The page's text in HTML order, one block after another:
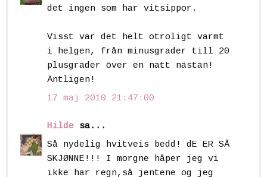
det ingen som har vitsippor.
Visst var det helt otroligt varmt
i helgen, från minusgrader till 20
plusgrader över en natt nästan!
Äntligen!
17 maj 2010 21:47:00
Hilde sa...
Så nydelig hvitveis bedd! dE ER SÅ
SKJØNNE!!! I morgne håper jeg vi
ikke har regn,så jentene og jeg